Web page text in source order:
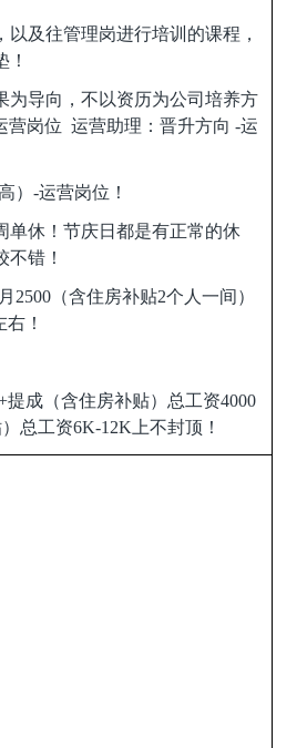
及往管理岗进行培训的课程，
为导向，不以资历为公司培养方
营岗位 运营助理：晋升方向 -运
）-运营岗位！
单休！节庆日都是有正常的休
错！
（含住房补贴2个人一间）
！
提成（含住房补贴）总工资4000
总工资6K-12K上不封顶！